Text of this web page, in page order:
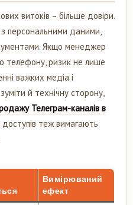
витоків – більше довіри.
персональними даними,
Якщо менеджер
телефону, ризик не лише
важких медіа і
й технічну сторону,
Телеграм-каналів в
теж вимагають
Вимірюваний
ефект